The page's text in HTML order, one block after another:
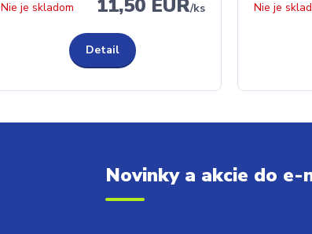
11,50 EUR/ks
Nie je skladom
Detail
Nie je
Novinky a akcie do e-